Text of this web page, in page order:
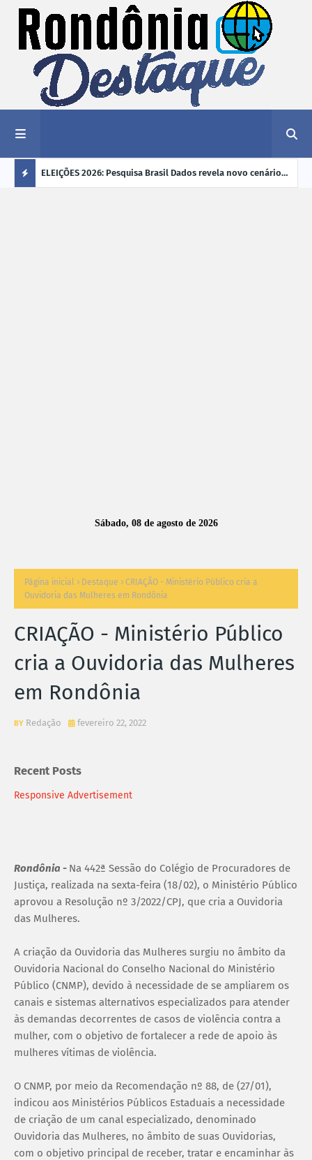
a mais ELEIÇÕES 2026: Pesquisa Brasil Dados revela novo cenário
Sábado, 08 de agosto de 2026
Página inicial Destaque
CRIAÇÃO - Ministério Público cria a
Ouvidoria das Mulheres em Rondônia
CRIAÇÃO - Ministério Público
cria a Ouvidoria das Mulheres
em Rondônia
Redação fevereiro 22, 2022
Recent Posts
Responsive Advertisement
Rondônia - Na 442ª Sessão do Colégio de Procuradores de
Justiça, realizada na sexta-feira (18/02), o Ministério Público
aprovou a Resolução nº 3/2022/CPJ, que cria a Ouvidoria
das Mulheres.
A criação da Ouvidoria das Mulheres surgiu no âmbito da
Ouvidoria Nacional do Conselho Nacional do Ministério
Público (CNMP), devido à necessidade de se ampliarem os
canais e sistemas alternativos especializados para atender
às demandas decorrentes de casos de violência contra a
mulher, com o objetivo de fortalecer a rede de apoio às
mulheres vítimas de violência.
O CNMP, por meio da Recomendação nº 88, de (27/01),
indicou aos Ministérios Públicos Estaduais a necessidade
de criação de um canal especializado, denominado
Ouvidoria das Mulheres, no âmbito de suas Ouvidorias,
com o objetivo principal de receber, tratar e encaminhar às